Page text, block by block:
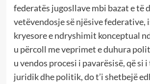
federatës jugosllave mbi bazat e të
vetëvendosje së njësive federative,
kryesore e ndryshimit konceptual
u përcoll me veprimet e duhura
u vendos procesi i pavarësisë, që si
juridik dhe politik, do t’i shetbejë